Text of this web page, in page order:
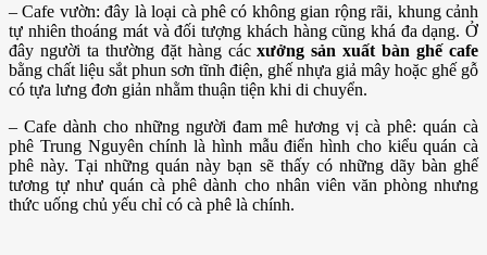
– Cafe vườn: đây là loại cà phê có không gian rộng rãi, khung cảnh
tự nhiên thoáng mát và đối tượng khách hàng cũng khá đa dạng. Ở
đây người ta thường đặt hàng cácxưởng sản xuất bàn ghế cafe
bằng chất liệu sắt phun sơn tĩnh điện, ghế nhựa giả mây hoặc ghế gỗ
có tựa lưng đơn giản nhằm thuận tiện khi di chuyển.
– Cafe dành cho những người đam mê hương vị cà phê: quán cà
phê Trung Nguyên chính là hình mẫu điển hình cho kiểu quán cà
phê này. Tại những quán này bạn sẽ thấy có những dãy bàn ghế
tương tự như quán cà phê dành cho nhân viên văn phòng nhưng
thức uống chủ yếu chỉ có cà phê là chính.